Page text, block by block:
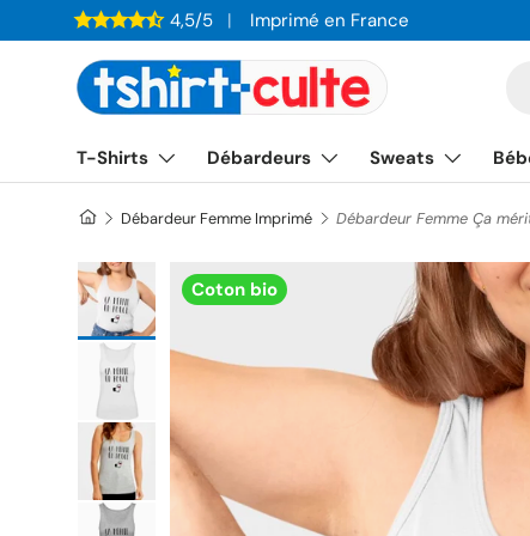
ALLER AU CONTENU
4,5/5 Imprimé en France
T-Shirts Débardeurs Sweats
Débardeur Femme Imprimé Débardeur Femme Ça
Coton bio
Charger l’image 1 dans la vue de galerie
Charger l’image 2 dans la vue de galerie
Charger l’image 3 dans la vue de galerie
Charger l’image 4 dans la vue de galerie